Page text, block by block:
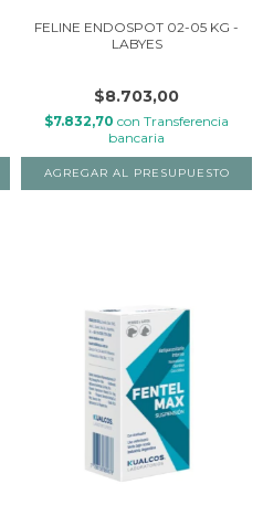
FELINE ENDOSPOT 02-05 KG -
LABYES
$8.703,00
$7.832,70 con Transferencia
bancaria